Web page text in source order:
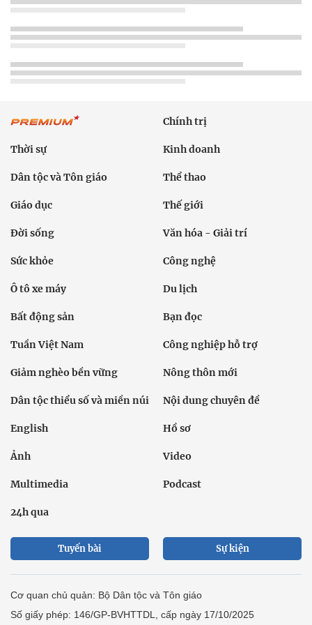
Chính trị
Thời sự Kinh doanh
Dân tộc và Tôn giáo Thể thao
Giáo dục Thế giới
Đời sống Văn hóa - Giải trí
Sức khỏe Công nghệ
Ô tô xe máy Du lịch
Bất động sản Bạn đọc
Tuần Việt Nam Công nghiệp hỗ trợ
Giảm nghèo bền vững Nông thôn mới
Dân tộc thiểu số và miền núi Nội dung chuyên đề
English Hồ sơ
Ảnh Video
Multimedia Podcast
24h qua
Tuyến bài Sự kiện
Cơ quan chủ quản: Bộ Dân tộc và Tôn giáo
Số giấy phép: 146/GP-BVHTTDL, cấp ngày 17/10/2025